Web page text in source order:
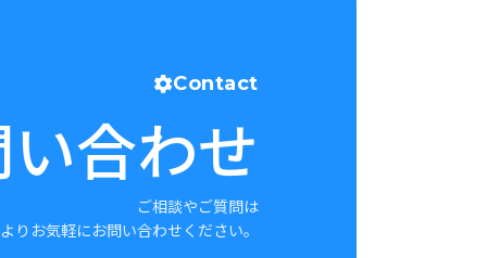
Contact
合わせ
ご相談やご質問は
りお気軽にお問い合わせください。